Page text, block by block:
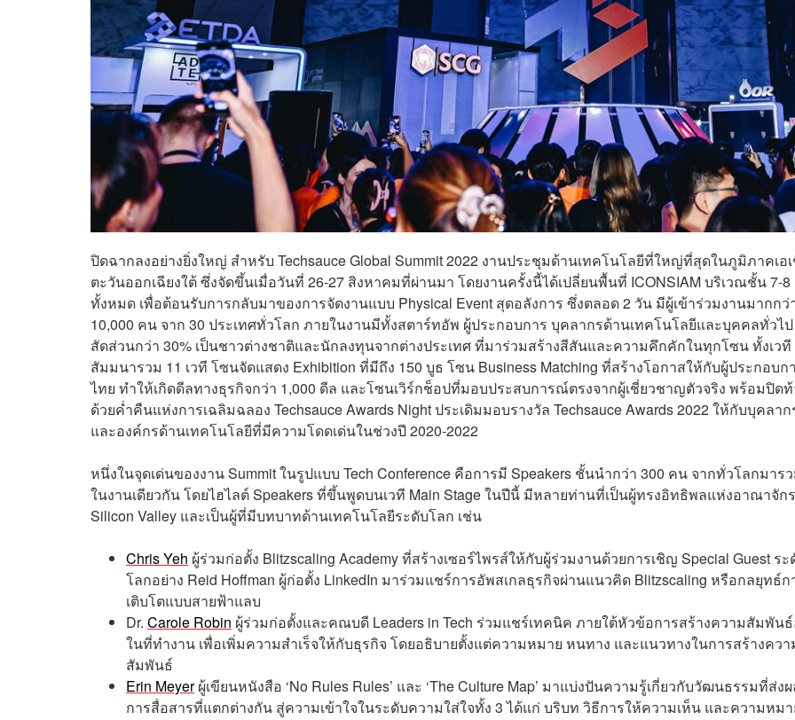
ปิดฉากลงอย่างยิ่งใหญ่ สำหรับ Techsauce Global Summit 2022 งานประชุมด้านเทคโนโลยีที่ใหญ่ที่สุดในภูมิภาคเอ
ตะวันออกเฉียงใต้ ซึ่งจัดขึ้นเมื่อวันที่ 26-27 สิงหาคมที่ผ่านมา โดยงานครั้งนี้ได้เปลี่ยนพื้นที่ ICONSIAM บริเวณชั้น 7-8
ทั้งหมด เพื่อต้อนรับการกลับมาของการจัดงานแบบ Physical Event สุดอลังการ ซึ่งตลอด 2 วัน มีผู้เข้าร่วมงานมากกว่
10,000 คน จาก 30 ประเทศทั่วโลก ภายในงานมีทั้งสตาร์ทอัพ ผู้ประกอบการ บุคลากรด้านเทคโนโลยีและบุคคลทั่วไ
สัดส่วนกว่า 30% เป็นชาวต่างชาติและนักลงทุนจากต่างประเทศ ที่มาร่วมสร้างสีสันและความคึกคักในทุกโซน ทั้งเวที
สัมมนารวม 11 เวที โซนจัดแสดง Exhibition ที่มีถึง 150 บูธ โซน Business Matching ที่สร้างโอกาสให้กับผู้ประกอบก
ไทย ทำให้เกิดดีลทางธุรกิจกว่า 1,000 ดีล และโซนเวิร์กช็อปที่มอบประสบการณ์ตรงจากผู้เชี่ยวชาญตัวจริง พร้อมปิด
ด้วยค่ำคืนแห่งการเฉลิมฉลอง Techsauce Awards Night ประเดิมมอบรางวัล Techsauce Awards 2022 ให้กับบุคลาก
และองค์กรด้านเทคโนโลยีที่มีความโดดเด่นในช่วงปี 2020-2022
หนึ่งในจุดเด่นของงาน Summit ในรูปแบบ Tech Conference คือการมี Speakers ชั้นนำกว่า 300 คน จากทั่วโลกมาร
ในงานเดียวกัน โดยไฮไลต์ Speakers ที่ขึ้นพูดบนเวที Main Stage ในปีนี้ มีหลายท่านที่เป็นผู้ทรงอิทธิพลแห่งอาณาจักร
Silicon Valley และเป็นผู้ที่มีบทบาทด้านเทคโนโลยีระดับโลก เช่น
Chris Yeh ผู้ร่วมก่อตั้ง Blitzscaling Academy ที่สร้างเซอร์ไพรส์ให้กับผู้ร่วมงานด้วยการเชิญ Special Guest ระ
โลกอย่าง Reid Hoffman ผู้ก่อตั้ง LinkedIn มาร่วมแชร์การอัพสเกลธุรกิจผ่านแนวคิด Blitzscaling หรือกลยุทธ์ก
เติบโตแบบสายฟ้าแลบ
Dr. Carole Robin ผู้ร่วมก่อตั้งและคณบดี Leaders in Tech ร่วมแชร์เทคนิค ภายใต้หัวข้อการสร้างความสัมพัน
ในที่ทำงาน เพื่อเพิ่มความสำเร็จให้กับธุรกิจ โดยอธิบายตั้งแต่ความหมาย หนทาง และแนวทางในการสร้างคว
สัมพันธ์
Erin Meyerผู้เขียนหนังสือ ‘No Rules Rules’ และ ‘The Culture Map’ มาแบ่งปันความรู้เกี่ยวกับวัฒนธรรมที่ส่ง
การสื่อสารที่แตกต่างกัน สู่ความเข้าใจในระดับความใส่ใจทั้ง 3 ได้แก่ บริบท วิธีการให้ความเห็น และความหม